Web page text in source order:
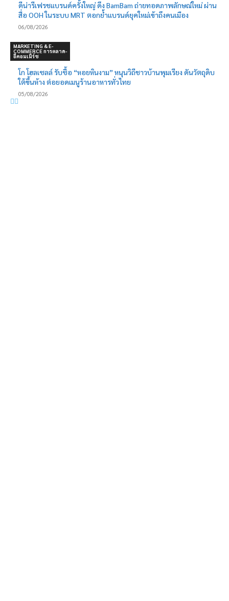
ดีน่ารีเฟรชแบรนด์ครั้งใหญ่ ดึง BamBam ถ่ายทอดภาพลักษณ์ใหม่ ผ่าน
สื่อ OOH ในระบบ MRT ตอกย้ำแบรนด์ยุคใหม่เข้าถึงคนเมือง
06/08/2026
MARKETING & E-
COMMERCE การตลาด-
อีคอมเมิร์ช
โก โฮลเซลล์ รับซื้อ “หอยหินงาม” หนุนวิถีชาวบ้านพุมเรียง ดันวัตถุดิบ
ใต้ขึ้นห้าง ต่อยอดเมนูร้านอาหารทั่วไทย
05/08/2026